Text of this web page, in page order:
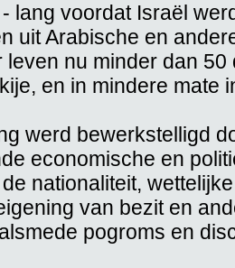
lang voordat Israël
uit Arabische en
leven nu minder dan
en in mindere mate
werd bewerkstelligd
economische en
nationaliteit,
van bezit en
pogroms en